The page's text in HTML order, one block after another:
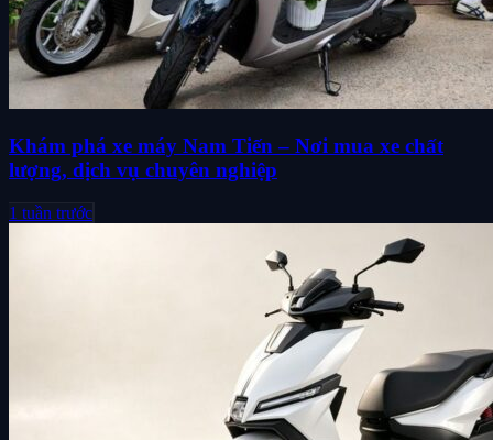
Khám phá xe máy Nam Tiến – Nơi mua xe chất
lượng, dịch vụ chuyên nghiệp
1 tuần trước